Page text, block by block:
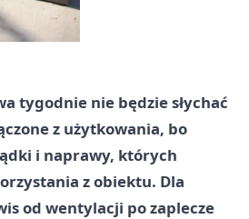
tygodnie nie będzie słychać
z użytkowania, bo
i naprawy, których
z obiektu. Dla
od wentylacji po zaplecze